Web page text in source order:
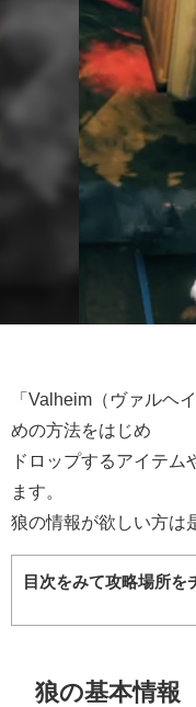
「Valheim（ヴァルヘ
めの方法をはじめ
ドロップするアイテム
ます。
狼の情報が欲しい方は
目次をみて攻略場所を
狼の基本情報